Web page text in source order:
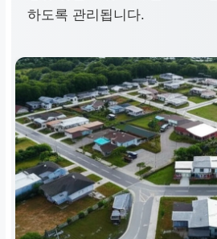
하도록 관리됩니다.